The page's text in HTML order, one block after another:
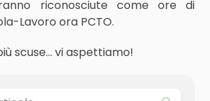
riconosciute come ore di
Lavoro ora PCTO.
scuse… vi aspettiamo!